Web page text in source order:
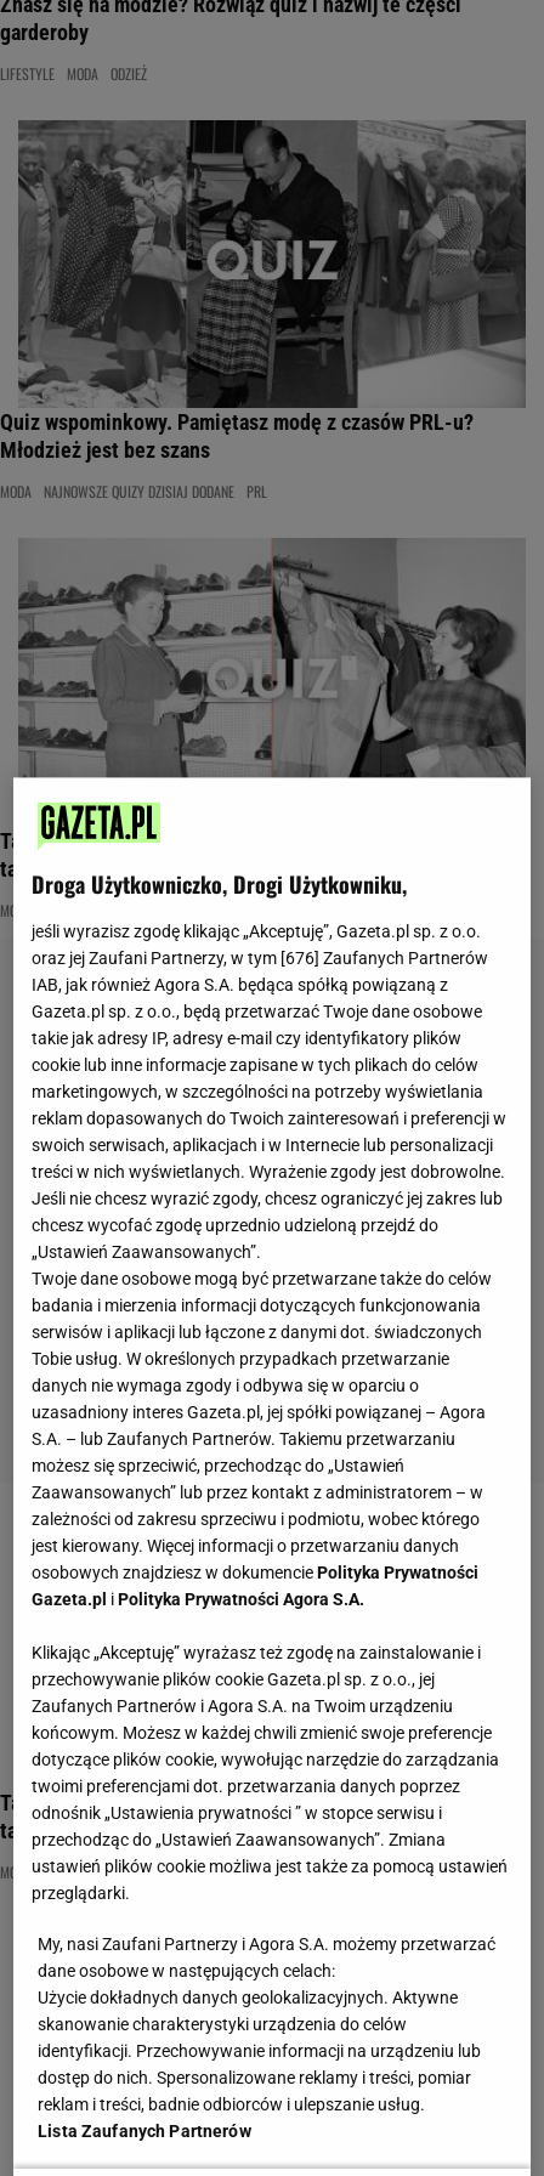
garderoby
LIFESTYLE MODA ODZIEŻ
Quiz wspominkowy. Pamiętasz modę z czasów PRL-u?
Młodzież jest bez szans
MODA NAJNOWSZE QUIZY DZISIAJ DODANE PRL
Tak ubieraliśmy się w PRL-u! Ten quiz oceni, czy pamiętasz
tamtą modę
MODA
Tak ubieraliśmy się w PRL-u! Ten quiz oceni, czy pamiętasz
tamtą modę
MODA NAJNOWSZE QUIZY DZISIAJ DODANE PRL
Droga Użytkowniczko, Drogi Użytkowniku,
jeśli wyrazisz zgodę klikając „Akceptuję”, Gazeta.pl sp. z o.o.
oraz jej Zaufani Partnerzy, w tym [ 676 ] Zaufanych Partnerów
IAB, jak również Agora S.A. będąca spółką powiązaną z
Gazeta.pl sp. z o.o., będą przetwarzać Twoje dane osobowe
takie jak adresy IP, adresy e-mail czy identyfikatory plików
cookie lub inne informacje zapisane w tych plikach do celów
marketingowych, w szczególności na potrzeby wyświetlania
reklam dopasowanych do Twoich zainteresowań i preferencji w
swoich serwisach, aplikacjach i w Internecie lub personalizacji
treści w nich wyświetlanych. Wyrażenie zgody jest dobrowolne.
Jeśli nie chcesz wyrazić zgody, chcesz ograniczyć jej zakres lub
chcesz wycofać zgodę uprzednio udzieloną przejdź do
„Ustawień Zaawansowanych”.
Twoje dane osobowe mogą być przetwarzane także do celów
badania i mierzenia informacji dotyczących funkcjonowania
serwisów i aplikacji lub łączone z danymi dot. świadczonych
Tobie usług. W określonych przypadkach przetwarzanie
danych nie wymaga zgody i odbywa się w oparciu o
uzasadniony interes Gazeta.pl, jej spółki powiązanej – Agora
S.A. – lub Zaufanych Partnerów. Takiemu przetwarzaniu
możesz się sprzeciwić, przechodząc do „Ustawień
Zaawansowanych” lub przez kontakt z administratorem – w
zależności od zakresu sprzeciwu i podmiotu, wobec którego
jest kierowany. Więcej informacji o przetwarzaniu danych
osobowych znajdziesz w dokumencie Polityka Prywatności
Gazeta.pl i Polityka Prywatności Agora S.A.
Klikając „Akceptuję” wyrażasz też zgodę na zainstalowanie i
przechowywanie plików cookie Gazeta.pl sp. z o.o., jej
Zaufanych Partnerów i Agora S.A. na Twoim urządzeniu
końcowym. Możesz w każdej chwili zmienić swoje preferencje
dotyczące plików cookie, wywołując narzędzie do zarządzania
twoimi preferencjami dot. przetwarzania danych poprzez
odnośnik „Ustawienia prywatności ” w stopce serwisu i
przechodząc do „Ustawień Zaawansowanych”. Zmiana
ustawień plików cookie możliwa jest także za pomocą ustawień
przeglądarki.
My, nasi Zaufani Partnerzy i Agora S.A. możemy przetwarzać
dane osobowe w następujących celach:
Użycie dokładnych danych geolokalizacyjnych. Aktywne
skanowanie charakterystyki urządzenia do celów
identyfikacji. Przechowywanie informacji na urządzeniu lub
dostęp do nich. Spersonalizowane reklamy i treści, pomiar
reklam i treści, badnie odbiorców i ulepszanie usług.
Lista Zaufanych Partnerów